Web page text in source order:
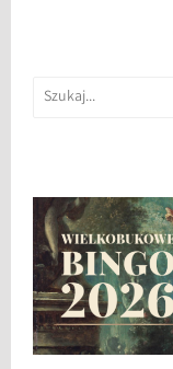
Szukaj